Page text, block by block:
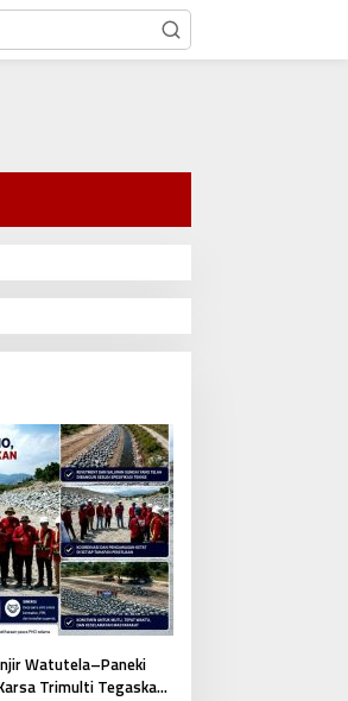
Watutela–Paneki
Trimulti Tegaskan